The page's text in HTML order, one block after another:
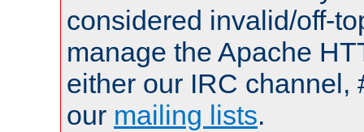
considered invalid/off-
manage the Apache
either our IRC channel,
our mailing lists.